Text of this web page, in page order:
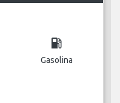
local_gas_station
Gasolina